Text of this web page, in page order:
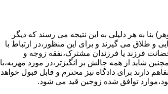
به هر دلیلی به این نتیجه می رسند که دیگر
و طلاق می گیرند و برای این منظور،در ارتباط با
فرزند یا فرزندان مشترک،نفقه زوجه و
شاید از همه چالش بر انگیزتر،در مورد مهریه،با
دارند برای دادگاه نیز محترم و قابل قبول خواهد
توافق شده زوجین قید می شود.